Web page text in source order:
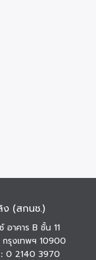
ง (สกนช.)
าคาร B ชั้น 11
รุงเทพฯ 10900
0 2140 3970